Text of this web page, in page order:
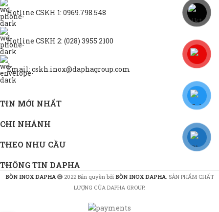
Hotline CSKH 1: 0969.798.548
Hotline CSKH 2: (028) 3955 2100
Email: cskh.inox@daphagroup.com
TIN MỚI NHẤT
CHI NHÁNH
THEO NHU CẦU
THÔNG TIN DAPHA
BỒN INOX DAPHA 2022 Bản quyền bởi BỒN INOX DAPHA. SẢN PHẨM CHẤT
LƯỢNG CỦA DAPHA GROUP.